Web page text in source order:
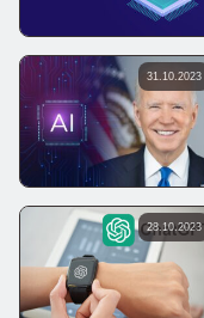
31.10.2023
28.10.2023